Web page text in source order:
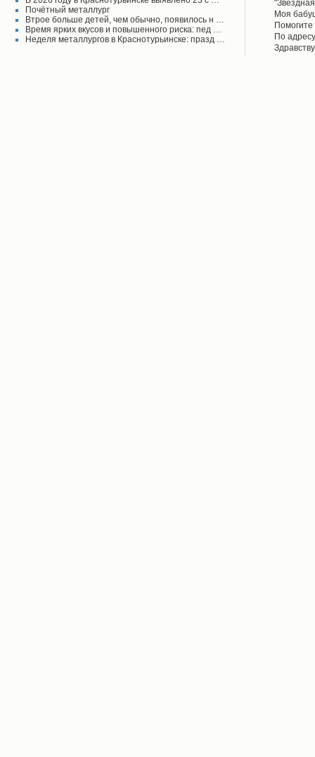
Почётный металлург
Втрое больше детей, чем обычно, появилось н …
Время ярких вкусов и повышенного риска: пед …
Неделя металлургов в Краснотурьинске: празд …
своего
поднял
Моя
Айрих
в
По